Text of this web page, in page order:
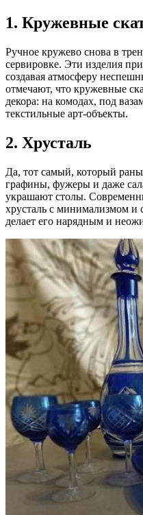
1. Кружевные
Ручное кружево снова в
сервировке. Эти изделия
создавая атмосферу
отмечают, что кружевные
декора: на комодах, под
текстильные арт-объекты.
2. Хрусталь
Да, тот самый, который
графины, фужеры и даже
украшают столы.
хрусталь с минимализмом и
делает его нарядным и